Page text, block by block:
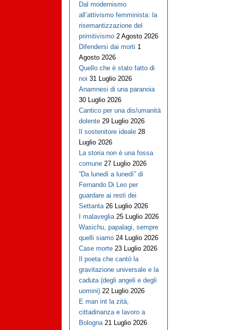
Dal modernismo
all’attivismo femminista: la
risemantizzazione del
primitivismo 2 Agosto 2026
Difendersi dai morti 1
Agosto 2026
Quello che è stato fatto di
noi 31 Luglio 2026
Anamnesi di una paranoia
30 Luglio 2026
Cantico per una dis/umanità
dolente 29 Luglio 2026
Il sostenitore ideale 28
Luglio 2026
La storia non è una fossa
comune 27 Luglio 2026
“Da lunedì a lunedì” di
Fernando Di Leo per
guardare ai resti dei
Settanta 26 Luglio 2026
I malaveglia 25 Luglio 2026
Wasichu, papalagi, sempre
quelli siamo 24 Luglio 2026
Case morte 23 Luglio 2026
Il poeta che cantò la
gravitazione universale e la
caduta (degli angeli e degli
uomini) 22 Luglio 2026
E man int la zità,
cittadinanza e lavoro a
Bologna 21 Luglio 2026